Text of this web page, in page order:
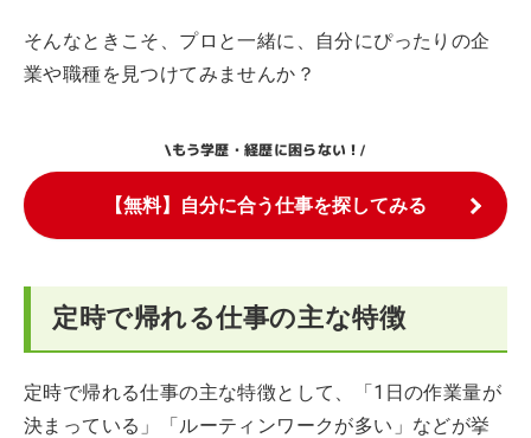
そんなときこそ、プロと一緒に、自分にぴったりの企
業や職種を見つけてみませんか？
\もう学歴・経歴に困らない！/
【無料】自分に合う仕事を探してみる
定時で帰れる仕事の主な特徴
定時で帰れる仕事の主な特徴として、「1日の作業量が
決まっている」「ルーティンワークが多い」などが挙